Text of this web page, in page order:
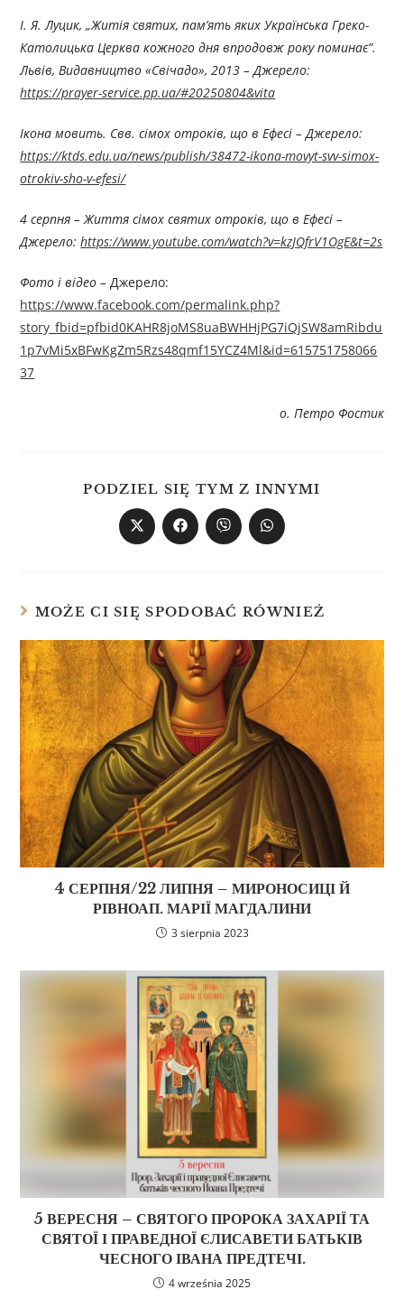
І. Я. Луцик, „Житія святих, пам’ять яких Українська Греко-
Католицька Церква кожного дня впродовж року поминає”.
Львів, Видавництво «Свічадо», 2013 –Джерелo:
https://prayer-service.pp.ua/#20250804&vita
Ікона мовить. Свв. сімох отроків, що в Ефесі –Джерелo:
https://ktds.edu.ua/news/publish/38472-ikona-movyt-svv-simox-
otrokiv-sho-v-efesi/
4 серпня – Життя сімох святих отроків, що в Ефесі –
Джерелo:https://www.youtube.com/watch?v=kzJQfrV1OgE&t=2s
Фото і відео – Джерелo:
https://www.facebook.com/permalink.php?
story_fbid=pfbid0KAHR8joMS8uaBWHHjPG7iQjSW8amRibdu
1p7vMi5xBFwKgZm5Rzs48qmf15YCZ4Ml&id=615751758066
37
о. Петро Фостик
PODZIEL SIĘ TYM Z INNYMI
MOŻE CI SIĘ SPODOBAĆ RÓWNIEŻ
4 СЕРПНЯ/22 ЛИПНЯ – МИРОНОСИЦІ Й
РІВНОАП. МАРІЇ МАГДАЛИНИ
3 sierpnia 2023
5 ВЕРЕСНЯ – СВЯТОГО ПРОРОКА ЗАХАРІЇ ТА
СВЯТОЇ І ПРАВЕДНОЇ ЄЛИСАВЕТИ БАТЬКІВ
ЧЕСНОГО ІВАНА ПРЕДТЕЧІ.
4 września 2025